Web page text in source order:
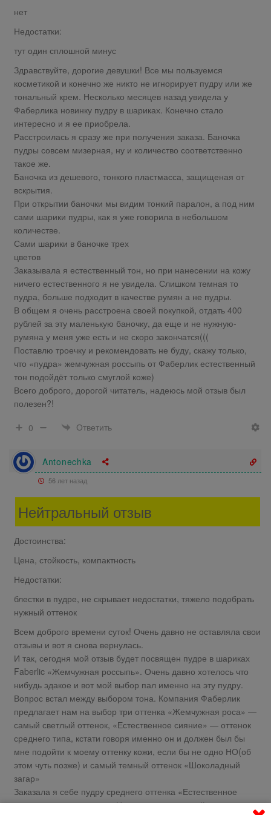
нет
Недостатки:
тут один сплошной минус
Здравствуйте, дорогие девушки! Все мы пользуемся
косметикой и конечно же никто не игнорирует пудру или же
тональный крем. Несколько месяцев назад увидела у
Фаберлика новинку пудру в шариках. Конечно стало
интересно и я ее приобрела.
Расстроилась я сразу же при получения заказа. Баночка
пудры совсем мизерная, ну и количество соответственно
такое же.
Баночка из дешевого, тонкого пластмасса, защищеная от
вскрытия.
При открытии баночки мы видим тонкий паралон, а под ним
сами шарики пудры, как я уже говорила в небольшом
количестве.
Сами шарики в баночке трех
цветов
Заказывала я естественный тон, но при нанесении на кожу
ничего естественного я не увидела. Слишком темная то
пудра, больше подходит в качестве румян а не пудры.
В общем я очень расстроена своей покупкой, отдать 400
рублей за эту маленькую баночку, да еще и не нужную-
румяна у меня уже есть и не скоро закончатся(((
Поставлю троечку и рекомендовать не буду, скажу только,
что «пудра» жемчужная россыпь от Фаберлик естественный
тон подойдёт только смуглой коже)
Всего доброго, дорогой читатель, надеюсь мой отзыв был
полезен?!
0
Ответить
Antonechka
56 лет назад
Нейтральный отзыв
Достоинства:
Цена, стойкость, компактность
Недостатки:
блестки в пудре, не скрывает недостатки, тяжело подобрать
нужный оттенок
Всем доброго времени суток! Очень давно не оставляла свои
отзывы и вот я снова вернулась.
И так, сегодня мой отзыв будет посвящен пудре в шариках
Faberlic «Жемчужная россыпь». Очень давно хотелось что
нибудь эдакое и вот мой выбор пал именно на эту пудру.
Вопрос встал между выбором тона. Компания Фаберлик
предлагает нам на выбор три оттенка «Жемчужная роса» —
самый светлый оттенок, «Естественное сияние» — оттенок
среднего типа, кстати говоря именно он и должен был бы
мне подойти к моему оттенку кожи, если бы не одно НО(об
этом чуть позже) и самый темный оттенок «Шоколадный
загар»
Заказала я себе пудру среднего оттенка «Естественное
сияние», жду посылочки. Настал долгожданный день,